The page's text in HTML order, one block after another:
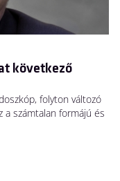
következő
folyton változó
a számtalan formájú és